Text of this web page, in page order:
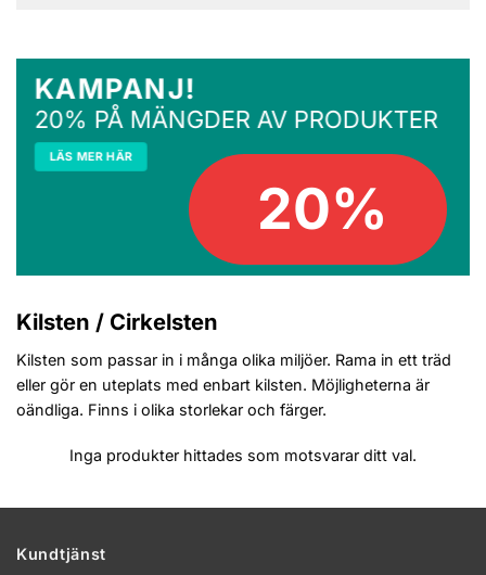
KAMPANJ!
20% PÅ MÄNGDER AV PRODUKTER
LÄS MER HÄR
20%
Kilsten / Cirkelsten
Kilsten som passar in i många olika miljöer. Rama in ett träd
eller gör en uteplats med enbart kilsten. Möjligheterna är
oändliga. Finns i olika storlekar och färger.
Inga produkter hittades som motsvarar ditt val.
Kundtjänst